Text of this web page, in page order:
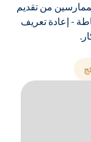
من تقديم
- إعادة تعريف